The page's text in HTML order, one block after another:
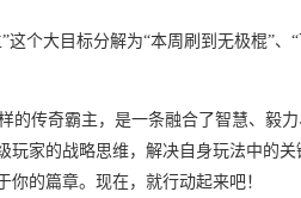
这个大目标分解为“本周刷到无极棍”
的传奇霸主，是一条融合了智慧、毅
玩家的战略思维，解决自身玩法中的
你的篇章。现在，就行动起来吧！